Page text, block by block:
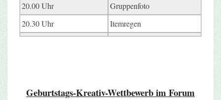
20.00 Uhr
Gruppenfoto
20.30 Uhr
Itemregen
Geburtstags-Kreativ-Wettbewerb im Forum